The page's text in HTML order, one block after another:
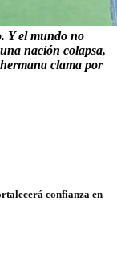
Y el mundo no
nación colapsa,
clama por
confianza en